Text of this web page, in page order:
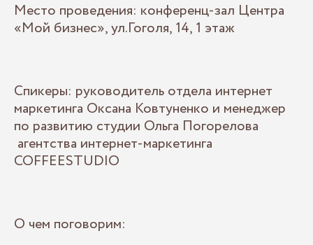
Место проведения: конференц-зал Центра
«Мой бизнес», ул.Гоголя, 14, 1 этаж
Спикеры: руководитель отдела интернет
маркетинга Оксана Ковтуненко и менеджер
по развитию студии Ольга Погорелова
агентства интернет-маркетинга
COFFEESTUDIO
О чем поговорим: